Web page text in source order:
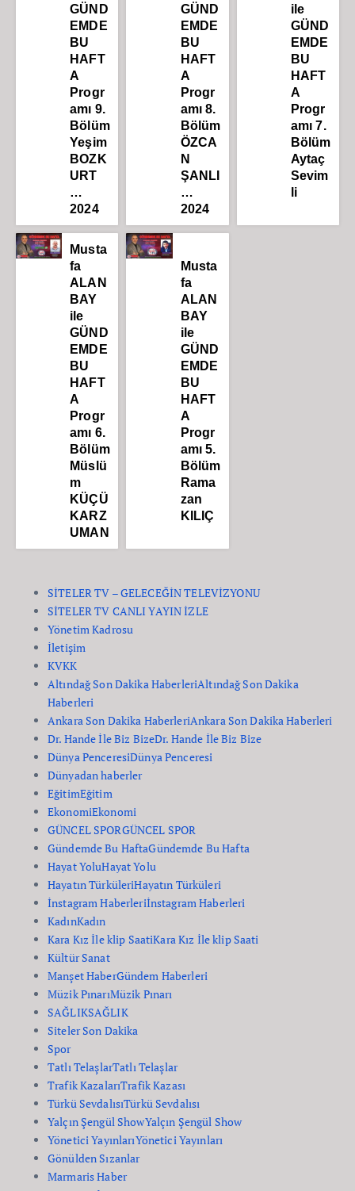
GÜND
EMDE
BU
HAFT
A
Progr
amı 9.
Bölüm
Yeşim
BOZK
URT
…
2024
GÜND
EMDE
BU
HAFT
A
Progr
amı 8.
Bölüm
ÖZCA
N
ŞANLI
…
2024
ile
GÜND
EMDE
BU
HAFT
A
Progr
amı 7.
Bölüm
Aytaç
Sevim
li
Musta
fa
ALAN
BAY
ile
GÜND
EMDE
BU
HAFT
A
Progr
amı 6.
Bölüm
Müslü
m
KÜÇÜ
KARZ
UMAN
Musta
fa
ALAN
BAY
ile
GÜND
EMDE
BU
HAFT
A
Progr
amı 5.
Bölüm
Rama
zan
KILIÇ
SİTELER TV – GELECEĞİN TELEVİZYONU
SİTELER TV CANLI YAYIN İZLE
Yönetim Kadrosu
İletişim
KVKK
Altındağ Son Dakika HaberleriAltındağ Son Dakika
Haberleri
Ankara Son Dakika HaberleriAnkara Son Dakika Haberleri
Dr. Hande İle Biz BizeDr. Hande İle Biz Bize
Dünya PenceresiDünya Penceresi
Dünyadan haberler
EğitimEğitim
EkonomiEkonomi
GÜNCEL SPORGÜNCEL SPOR
Gündemde Bu HaftaGündemde Bu Hafta
Hayat YoluHayat Yolu
Hayatın TürküleriHayatın Türküleri
İnstagram Haberleriİnstagram Haberleri
KadınKadın
Kara Kız İle klip SaatiKara Kız İle klip Saati
Kültür Sanat
Manşet HaberGündem Haberleri
Müzik PınarıMüzik Pınarı
SAĞLIKSAĞLIK
Siteler Son Dakika
Spor
Tatlı TelaşlarTatlı Telaşlar
Trafik KazalarıTrafik Kazası
Türkü SevdalısıTürkü Sevdalısı
Yalçın Şengül ShowYalçın Şengül Show
Yönetici YayınlarıYönetici Yayınları
Gönülden Sızanlar
Marmaris Haber